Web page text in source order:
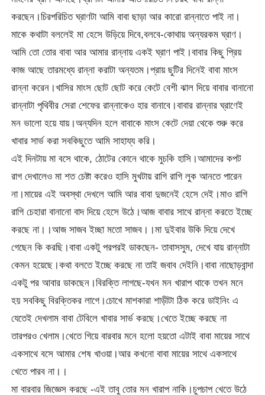
করছেন।চিরপরিচিত ঘ্রাণটা আমি বাবা ছাড়া আর কারো রান্নাতে পাই না।
মাকে কথাটা বললেই মা হেসে উড়িয়ে দিবে,বলবে-কোথায় অন্যরকম ঘ্রাণ।
আমি তো তোর বাবা আর আমার রান্নায় একই ঘ্রাণ পাই।বাবার কিছু প্রিয়
কাজ আছে তারমধ্যে রান্না করাটা অন্যতম।প্রায় ছুটির দিনেই বাবা মাংস
রান্না করেন।খাসির মাংস ছোট ছোট করে কেটে বেশী ঝাল দিয়ে বাবার বানানো
রান্নাটা পৃথিবীর সেরা শেফের রান্নাকেও হার বানাবে।বাবার রান্নার ঘ্রাণেই
মন ভালো হয়ে যায়।অন্যদিন হলে বাবাকে মাংস কেটে দেয়া থেকে শুরু করে
খাবার সার্ভ করা সবকিছুতে আমি সাহায্য করি।
এই দিনটায় মা বসে থাকে, ঠোটের কোনে থাকে মুচকি হাসি।আমাদের কপট
রাগ দেখালেও মা শত চেষ্টা করেও হাসি মুখটায় রাগি রাগি লুক আনতে পারেন
না।মায়ের এই অবস্থা দেখলে আমি আর বাবা দুজনেই হেসে দেই।মাও রাগি
রাগি চেহারা বানানো বাদ দিয়ে হেসে উঠে।আজ বাবার সাথে রান্না করতে ইচ্ছে
করছে না।।আজ সাজব ইচ্ছা মতো সাজব।।মা দুইবার উকি দিয়ে দেখে
গেছেন কি করছি।বাবা একটু পরপরই ডাকছেন- তাবাসসুম, দেখে যায় রান্নাটা
কেমন হয়েছে।কথা বলতে ইচ্ছে করছে না তাই জবাব দেইনি।বাবা নাছোড়বান্দা
একটু পর আবার ডাকছেন।বিরক্তি লাগছে-যখন মন খারাপ থাকে তখন মনে
হয় সবকিছু বিরক্তিকর লাগে।চোখে মাশকারা শাড়ীটা ঠিক করে ডাইনিং এ
যেতেই দেখলাম বাবা টেবিলে খাবার সার্ভ করছে।খেতে ইচ্ছে করছে না
তারপরও খেলাম।খেতে গিয়ে বারবার মনে হলো হয়তো এটাই বাবা মায়ের সাথে
একসাথে বসে আমার শেষ খাওয়া।আর কখনো বাবা মায়ের সাথে একসাথে
খেতে পারব না।।
মা বারবার জিজ্ঞেস করছে -এই তাবু তোর মন খারাপ নাকি।চুপচাপ খেতে উঠে